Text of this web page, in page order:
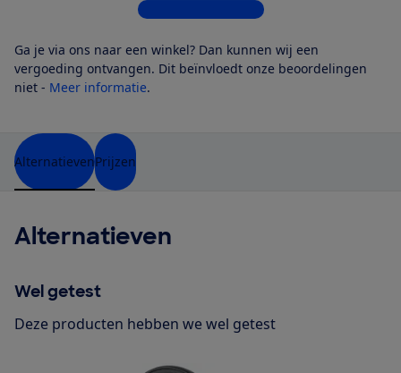
Bekijk alle 10 winkels
Ga je via ons naar een winkel? Dan kunnen wij een
vergoeding ontvangen. Dit beïnvloedt onze beoordelingen
niet - Meer informatie.
AlternatievenPrijzen
Alternatieven
Wel getest
Deze producten hebben we wel getest